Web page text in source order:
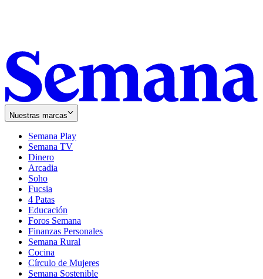
Nuestras marcas
Semana Play
Semana TV
Dinero
Arcadia
Soho
in
new
window
Fucsia
in
new
window
4 Patas
Educación
Foros Semana
Finanzas Personales
Semana Rural
Cocina
Círculo de Mujeres
Semana Sostenible